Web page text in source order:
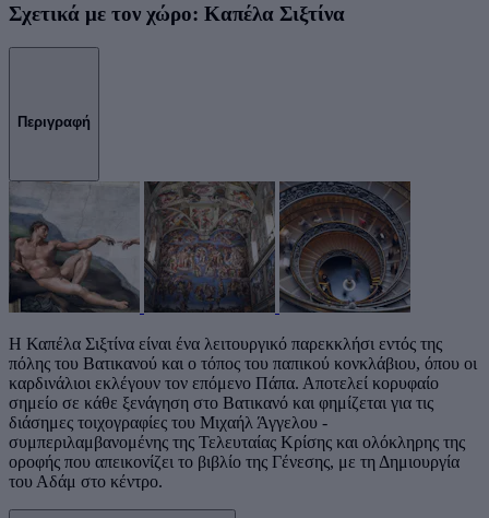
Σχετικά με τον χώρο: Καπέλα Σιξτίνα
Περιγραφή
Η Καπέλα Σιξτίνα είναι ένα λειτουργικό παρεκκλήσι εντός της
πόλης του Βατικανού και ο τόπος του παπικού κονκλάβιου, όπου οι
καρδινάλιοι εκλέγουν τον επόμενο Πάπα. Αποτελεί κορυφαίο
σημείο σε κάθε ξενάγηση στο Βατικανό και φημίζεται για τις
διάσημες τοιχογραφίες του Μιχαήλ Άγγελου -
συμπεριλαμβανομένης της Τελευταίας Κρίσης και ολόκληρης της
οροφής που απεικονίζει το βιβλίο της Γένεσης, με τη Δημιουργία
του Αδάμ στο κέντρο.